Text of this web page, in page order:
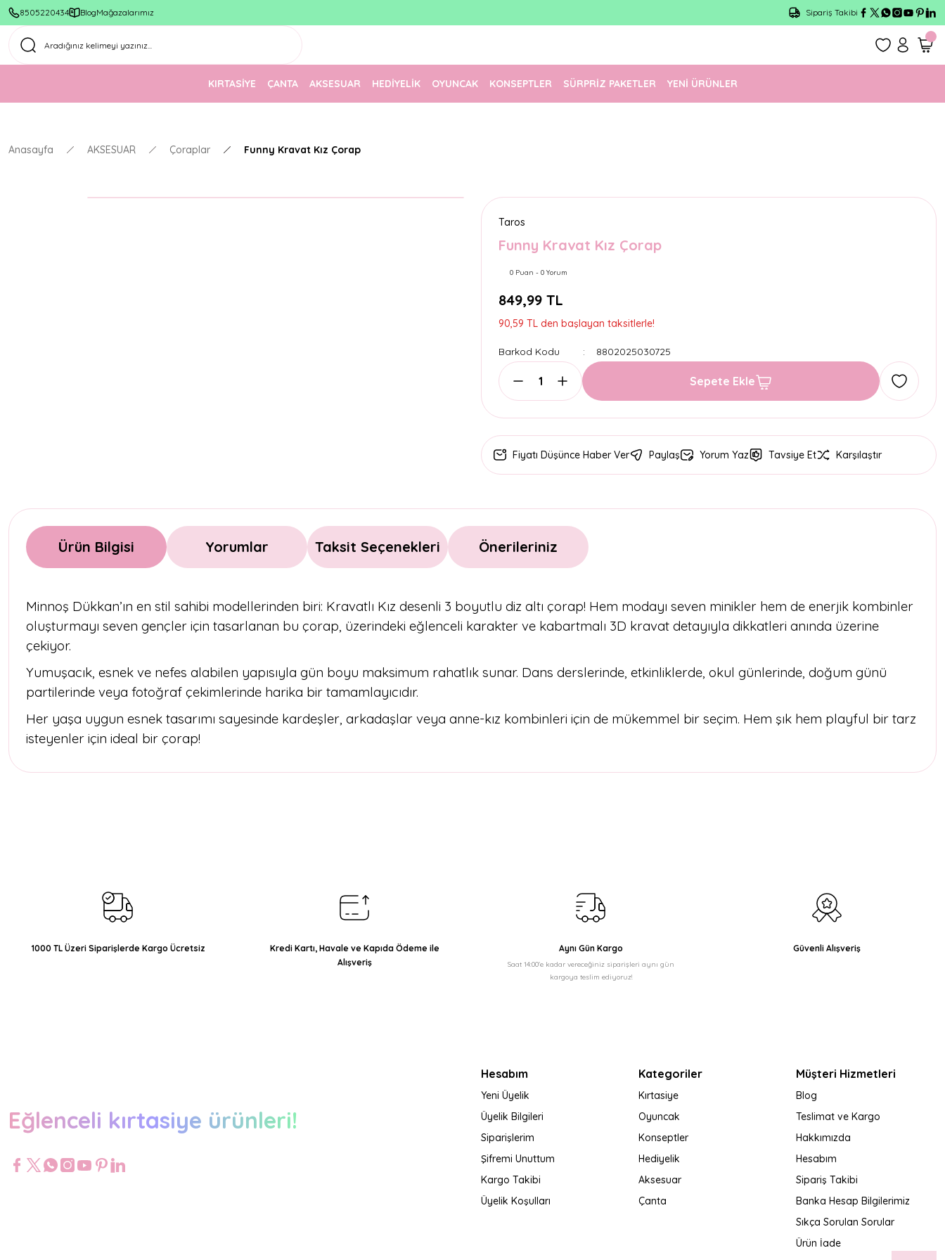
8505220434 BlogMağazalarımız
1500 TL Üzeri Ücretsiz Kargo
Sipariş Takibi
KIRTASİYE ÇANTA AKSESUAR HEDİYELİK OYUNCAK KONSEPTLER SÜRPRİZ PAKETLER YENİ ÜRÜNLER
Anasayfa AKSESUAR Çoraplar Funny Kravat Kız Çorap
Taros
Funny Kravat Kız Çorap
0 Puan - 0 Yorum
849,99 TL
90,59 TL den başlayan taksitlerle!
Barkod Kodu 8802025030725
Sepete Ekle
Fiyatı Düşünce Haber Ver Paylaş Yorum Yaz Tavsiye Et Karşılaştır
Ürün Bilgisi Yorumlar Taksit Seçenekleri Önerileriniz
Minnoş Dükkan’ın en stil sahibi modellerinden biri: Kravatlı Kız desenli 3 boyutlu diz altı çorap! Hem modayı seven minikler hem de enerjik kombinler
oluşturmayı seven gençler için tasarlanan bu çorap, üzerindeki eğlenceli karakter ve kabartmalı 3D kravat detayıyla dikkatleri anında üzerine
çekiyor.
Yumuşacık, esnek ve nefes alabilen yapısıyla gün boyu maksimum rahatlık sunar. Dans derslerinde, etkinliklerde, okul günlerinde, doğum günü
partilerinde veya fotoğraf çekimlerinde harika bir tamamlayıcıdır.
Her yaşa uygun esnek tasarımı sayesinde kardeşler, arkadaşlar veya anne-kız kombinleri için de mükemmel bir seçim. Hem şık hem playful bir tarz
isteyenler için ideal bir çorap!
Ürün fiyatı diğer sitelerden daha pahalı.
Bu ürüne benzer farklı alternatifler olmalı.
1000 TL Üzeri Siparişlerde Kargo Ücretsiz
Kredi Kartı, Havale ve Kapıda Ödeme ile
Alışveriş
Aynı Gün Kargo
Saat 14:00'e kadar vereceğiniz siparişleri aynı gün
kargoya teslim ediyoruz!
Güvenli Alışveriş
Eğlenceli kırtasiye ürünleri!
Hesabım
Yeni Üyelik
Üyelik Bilgileri
Siparişlerim
Şifremi Unuttum
Kargo Takibi
Üyelik Koşulları
Kategoriler
Kırtasiye
Oyuncak
Konseptler
Hediyelik
Aksesuar
Çanta
Müşteri Hizmetleri
Blog
Teslimat ve Kargo
Hakkımızda
Hesabım
Sipariş Takibi
Banka Hesap Bilgilerimiz
Sıkça Sorulan Sorular
Ürün İade